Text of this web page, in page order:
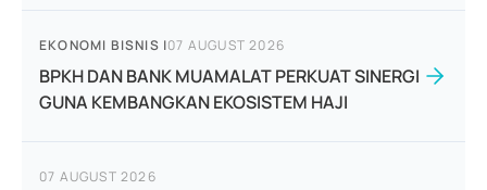
EKONOMI BISNIS |07 AUGUST 2026
BPKH DAN BANK MUAMALAT PERKUAT SINERGI
GUNA KEMBANGKAN EKOSISTEM HAJI
07 AUGUST 2026